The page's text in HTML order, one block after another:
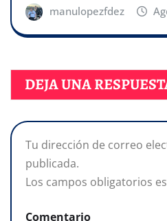
manulopezfdez
DEJA UNA
Tu dirección de correo
publicada.
Los campos obligatorios
Comentario